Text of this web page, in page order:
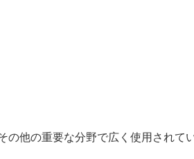
の他の重要な分野で広く使用されて